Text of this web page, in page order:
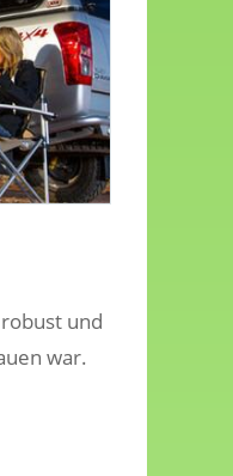
und
war.